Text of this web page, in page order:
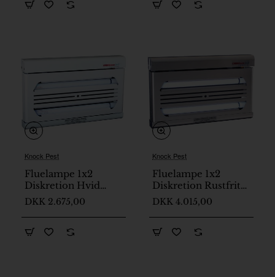
Knock Pest
Fluelampe 1x2
Diskretion Hvid
L54cm PestWest
Chameleon
DKK 2.675,00
Knock Pest
Fluelampe 1x2
Diskretion Rustfrit
stål L54cm PestWest
Chameleon
DKK 4.015,00